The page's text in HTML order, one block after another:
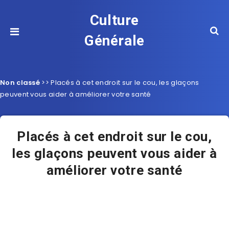
Culture
Générale
Non classé >>Placés à cet endroit sur le cou, les glaçons
peuvent vous aider à améliorer votre santé
Placés à cet endroit sur le cou,
les glaçons peuvent vous aider à
améliorer votre santé